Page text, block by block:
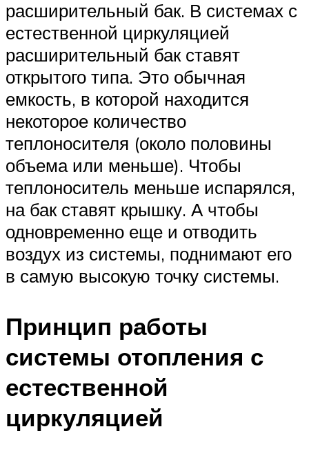
расширительный бак. В системах с
естественной циркуляцией
расширительный бак ставят
открытого типа. Это обычная
емкость, в которой находится
некоторое количество
теплоносителя (около половины
объема или меньше). Чтобы
теплоноситель меньше испарялся,
на бак ставят крышку. А чтобы
одновременно еще и отводить
воздух из системы, поднимают его
в самую высокую точку системы.
Принцип работы
системы отопления с
естественной
циркуляцией